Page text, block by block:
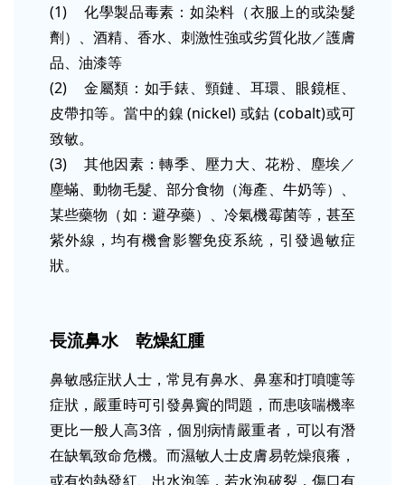
(1) 化學製品毒素：如染料（衣服上的或染髮
劑）、酒精、香水、刺激性強或劣質化妝／護膚
品、油漆等
(2) 金屬類：如手錶、頸鏈、耳環、眼鏡框、
皮帶扣等。當中的鎳 (nickel) 或鈷 (cobalt)或可
致敏。
(3) 其他因素：轉季、壓力大、花粉、塵埃／
塵蟎、動物毛髮、部分食物（海產、牛奶等）、
某些藥物（如：避孕藥）、冷氣機霉菌等，甚至
紫外線，均有機會影響免疫系統，引發過敏症
狀。
長流鼻水 乾燥紅腫
鼻敏感症狀人士，常見有鼻水、鼻塞和打噴嚏等
症狀，嚴重時可引發鼻竇的問題，而患咳喘機率
更比一般人高3倍，個別病情嚴重者，可以有潛
在缺氧致命危機。而濕敏人士皮膚易乾燥痕癢，
或有灼熱發紅、出水泡等，若水泡破裂，傷口有